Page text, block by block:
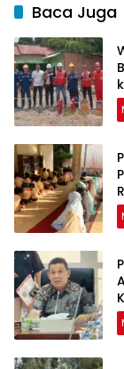
Baca Juga